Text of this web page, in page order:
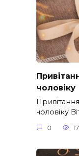
чоловіку
чоловіку
0